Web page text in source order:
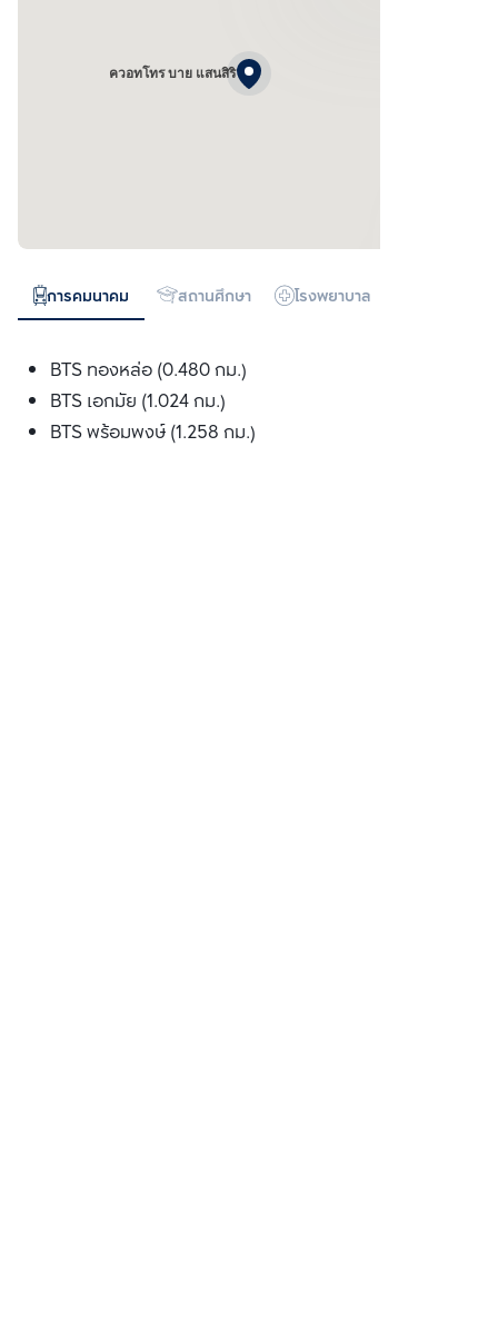
ควอทโทร บาย แสนสิริ
การคมนาคม สถานศึกษา โรงพยาบาล
BTS ทองหล่อ (0.480 กม.)
BTS เอกมัย (1.024 กม.)
BTS พร้อมพงษ์ (1.258 กม.)